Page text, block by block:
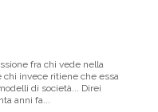
fra chi vede nella
chi invece ritiene che essa
di società... Direi
anni fa...